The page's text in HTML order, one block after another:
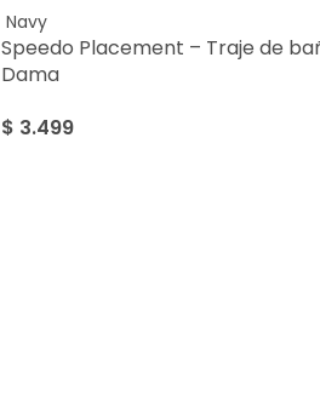
Navy
Speedo Placement – Traje de
Dama
$ 3.499